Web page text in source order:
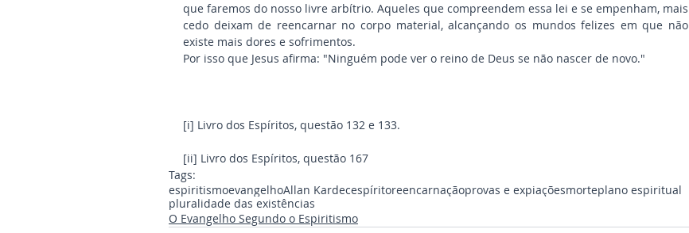
que faremos do nosso livre arbítrio. Aqueles que compreendem essa lei e se empenham, mais
cedo deixam de reencarnar no corpo material, alcançando os mundos felizes em que não
existe mais dores e sofrimentos.
Por isso que Jesus afirma: "Ninguém pode ver o reino de Deus se não nascer de novo."
[i] Livro dos Espíritos, questão 132 e 133.
[ii] Livro dos Espíritos, questão 167
Tags:
espiritismoevangelhoAllan Kardecespíritoreencarnaçãoprovas e expiaçõesmorteplano espiritual
pluralidade das existências
O Evangelho Segundo o Espiritismo